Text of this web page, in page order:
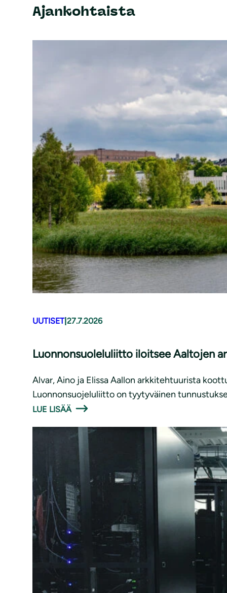
Ajankohtaista
UUTISET| 27.7.2026
Luonnonsuoleluliitto iloitsee Aaltojen
Alvar, Aino ja Elissa Aallon arkkitehtuurista
Luonnonsuojeluliitto on tyytyväinen
LUE LISÄÄ